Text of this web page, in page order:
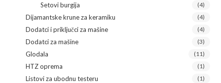
Setovi burgija (4)
Dijamantske krune za keramiku (4)
Dodatci i priključci za mašine (4)
Dodatci za mašine (3)
Glodala (11)
HTZ oprema (1)
Listovi za ubodnu testeru (1)